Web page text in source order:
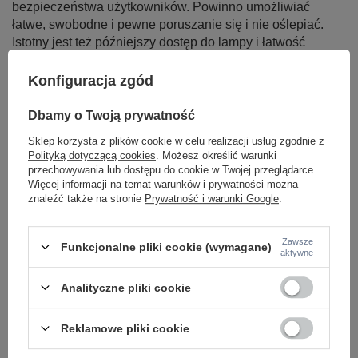
bezpieczeństwa użytkowników. Powinno umożliwiać
łatwe, swobodne i pewne poruszanie się i nie oślepiać.
Istotny jest też późniejszy dostęp do lampy i łatwość
Czytaj więcej
LAMPY WEWNĘTRZNE
KINKIETY NAD LUSTRO
LAMPKI NOCNE
ŻYRANDOLE KRYSZTAŁOWE
LAMPY WISZĄCE CZARNE
LAMPY WISZĄCE - OKRĘGI
KINKIETY DO SYPIALNI
LAMPY ZEWNĘTRZNE
Konfiguracja zgód
Dbamy o Twoją prywatność
Sklep korzysta z plików cookie w celu realizacji usług zgodnie z
Polityką dotyczącą cookies . Możesz określić warunki
przechowywania lub dostępu do cookie w Twojej przeglądarce.
Więcej informacji na temat warunków i prywatności można
znaleźć także na stronie Prywatność i warunki Google
Funkcjonalne pliki cookie (wymagane)
Zawsze
aktywne
Analityczne pliki cookie
Reklamowe pliki cookie